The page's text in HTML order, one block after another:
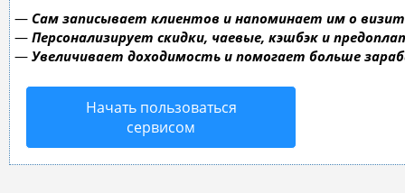
— Сам записывает клиентов и напоминает им о
— Персонализирует скидки, чаевые, кэшбэк и
— Увеличивает доходимость и помогает больше
Начать пользоваться
сервисом